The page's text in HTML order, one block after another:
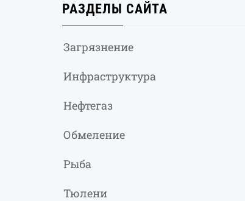
РАЗДЕЛЫ САЙТА
Загрязнение
Инфраструктура
Нефтегаз
Обмеление
Рыба
Тюлени